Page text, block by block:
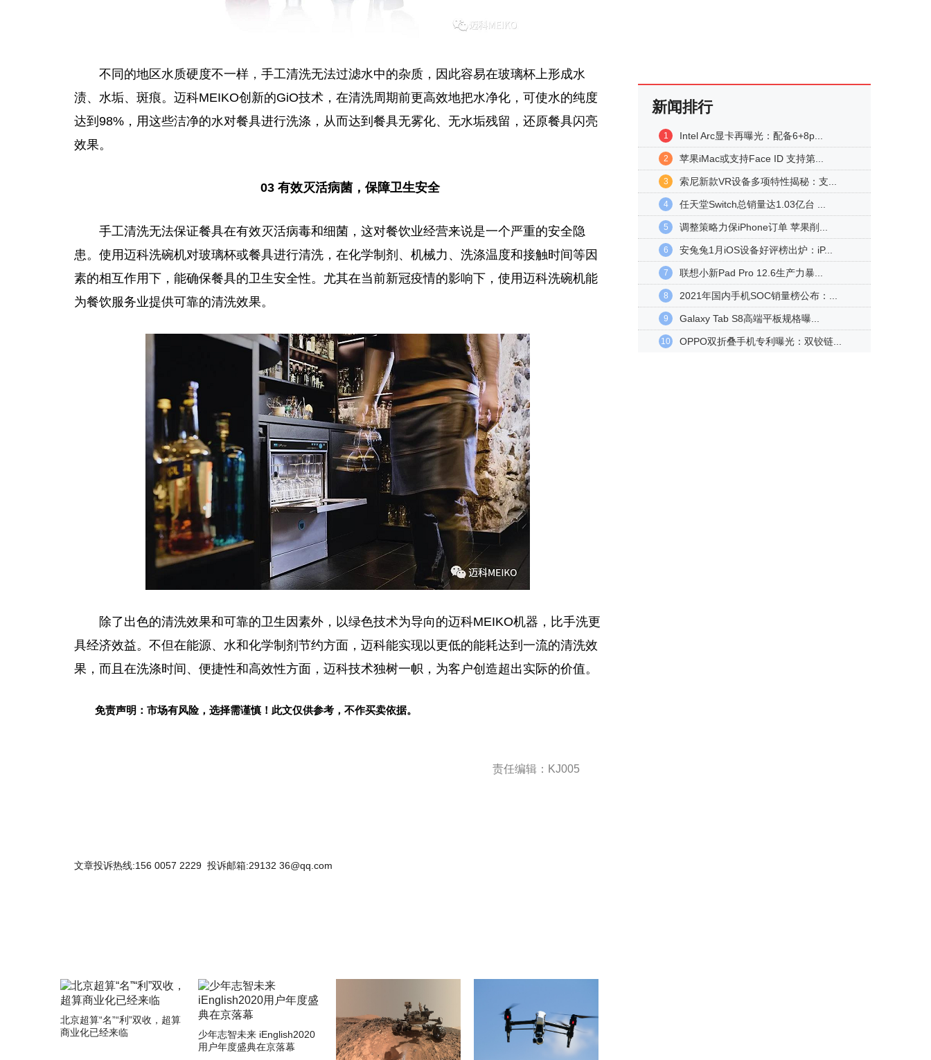
不同的地区水质硬度不一样 ， 手工清洗无法过滤水中的杂质，因此容易在玻璃杯上形成水
渍、水垢、斑痕。迈科MEIKO创新的GiO技术，在清洗周期前更高效地把水净化，可使水的纯度
达到98%，用这些洁净的水对餐具进行洗涤，从而达到餐具无雾化、无水垢残留，还原餐具闪亮
效果。
03 有效灭活病菌，保障卫生安全
手工清洗无法保证餐具在有效灭活病毒和细菌，这对餐饮业经营来说是一个严重的安全隐
患。使用迈科洗碗机对玻璃杯或餐具进行清洗，在化学制剂、机械力、洗涤温度和接触时间等因
素的相互作用下，能确保餐具的卫生安全性。尤其在当前新冠疫情的影响下，使用迈科洗碗机能
为餐饮服务业提供可靠的清洗效果。
除了出色的清洗效果和可靠的卫生因素外，以绿色技术为导向的迈科MEIKO机器，比手洗更
具经济效益。不但在能源、水和化学制剂节约方面，迈科能实现以更低的能耗达到一流的清洗效
果，而且在洗涤时间、便捷性和高效性方面，迈科技术独树一帜，为客户创造超出实际的价值。
免责声明：市场有风险，选择需谨慎！此文仅供参考，不作买卖依据。
责任编辑：KJ005
文章投诉热线:156 0057 2229 投诉邮箱:29132 36@qq.com
北京超算“名”“利”双收，超算
商业化已经来临
少年志智未来 iEnglish2020
用户年度盛典在京落幕
新闻排行
1 Intel Arc显卡再曝光：配备6+8p...
2 苹果iMac或支持Face ID 支持第...
3 索尼新款VR设备多项特性揭秘：支...
4 任天堂Switch总销量达1.03亿台 ...
5 调整策略力保iPhone订单 苹果削...
6 安兔兔1月iOS设备好评榜出炉：iP...
7 联想小新Pad Pro 12.6生产力暴...
8 2021年国内手机SOC销量榜公布：...
9 Galaxy Tab S8高端平板规格曝...
10 OPPO双折叠手机专利曝光：双铰链...